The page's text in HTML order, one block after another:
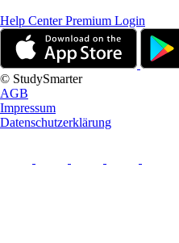
Help CenterPremium Login
© StudySmarter
AGB
Impressum
Datenschutzerklärung